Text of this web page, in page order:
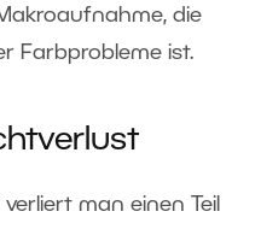
die
Farbprobleme ist.
man einen Teil